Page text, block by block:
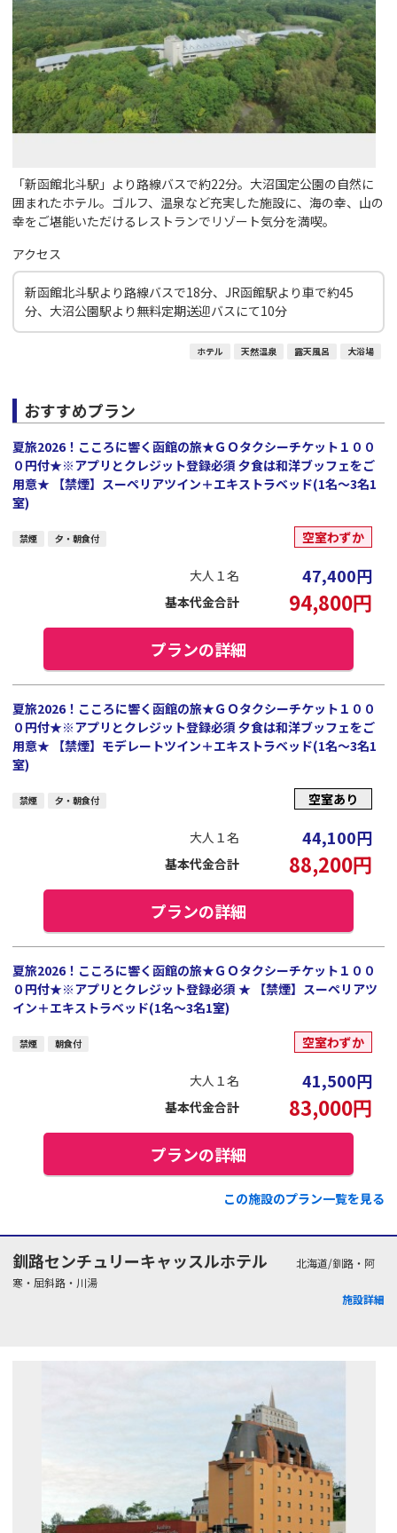
「新函館北斗駅」より路線バスで約22分。大沼国定公園の自然に
囲まれたホテル。ゴルフ、温泉など充実した施設に、海の幸、山の
幸をご堪能いただけるレストランでリゾート気分を満喫。
アクセス
新函館北斗駅より路線バスで18分、JR函館駅より車で約45
分、大沼公園駅より無料定期送迎バスにて10分
ホテル 天然温泉 露天風呂 大浴場
おすすめプラン
夏旅2026！こころに響く函館の旅★ＧＯタクシーチケット１００
０円付★※アプリとクレジット登録必須 夕食は和洋ブッフェをご
用意★ 【禁煙】スーペリアツイン＋エキストラベッド(1名～3名1
室)
禁煙 夕・朝食付 空室わずか
大人１名 47,400円
基本代金合計 94,800円
プランの詳細
夏旅2026！こころに響く函館の旅★ＧＯタクシーチケット１００
０円付★※アプリとクレジット登録必須 夕食は和洋ブッフェをご
用意★ 【禁煙】モデレートツイン＋エキストラベッド(1名～3名1
室)
禁煙 夕・朝食付 空室あり
大人１名 44,100円
基本代金合計 88,200円
プランの詳細
夏旅2026！こころに響く函館の旅★ＧＯタクシーチケット１００
０円付★※アプリとクレジット登録必須 ★ 【禁煙】スーペリアツ
イン＋エキストラベッド(1名～3名1室)
禁煙 朝食付 空室わずか
大人１名 41,500円
基本代金合計 83,000円
プランの詳細
この施設のプラン一覧を見る
釧路センチュリーキャッスルホテル
北海道/釧路・阿
寒・屈斜路・川湯
施設詳細